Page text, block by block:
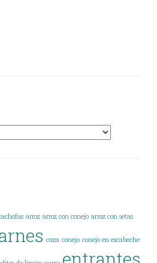
arroz arroz con conejo arroz con setas
caza conejo conejo en escabeche